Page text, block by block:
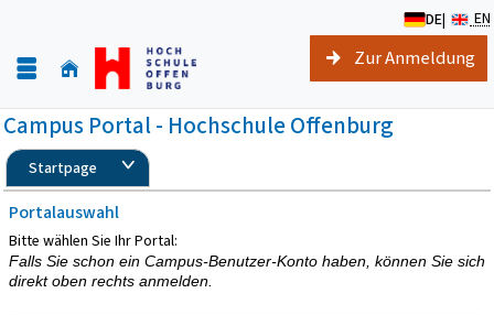
DE| EN
Zur Anmeldung
Campus Portal - Hochschule Offenburg
Startpage
Portalauswahl
Bitte wählen Sie Ihr Portal:
Falls Sie schon ein Campus-Benutzer-Konto haben, können Sie sich
direkt oben rechts anmelden.